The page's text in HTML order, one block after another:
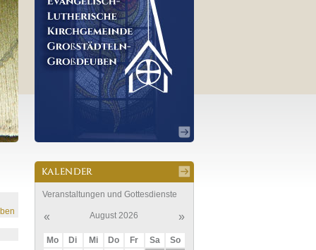
Veranstaltungen und Gottesdienste
« August 2026 »
Mo Di Mi Do Fr Sa
So